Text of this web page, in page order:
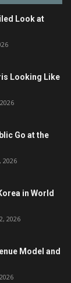
Look at
Looking Like
Go at the
2026
in World
2026
Model and